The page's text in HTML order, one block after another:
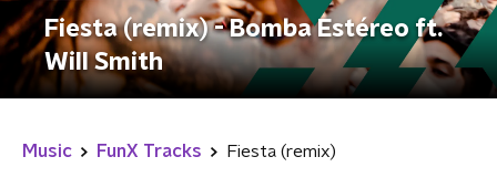
Fiesta (remix) - Bomba Estéreo ft.
Will Smith
Music FunX Tracks Fiesta (remix)